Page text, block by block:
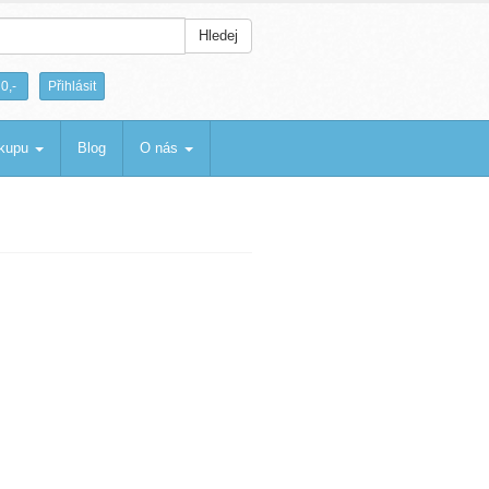
Hledej
0,- Přihlásit
Blog O nás